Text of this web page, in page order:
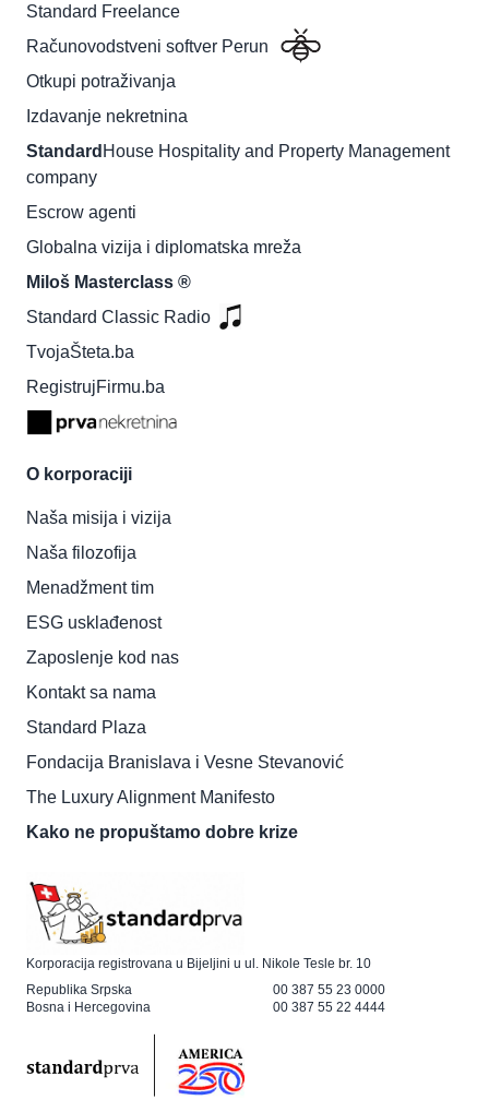
Standard Freelance
Računovodstveni softver Perun
Otkupi potraživanja
Izdavanje nekretnina
Standard House Hospitality and Property Management
company
Escrow agenti
Globalna vizija i diplomatska mreža
Miloš Masterclass ®
Standard Classic Radio
TvojaŠteta.ba
RegistrujFirmu.ba
O korporaciji
Naša misija i vizija
Naša filozofija
Menadžment tim
ESG usklađenost
Zaposlenje kod nas
Kontakt sa nama
Standard Plaza
Fondacija Branislava i Vesne Stevanović
The Luxury Alignment Manifesto
Kako ne propuštamo dobre krize
Korporacija registrovana u Bijeljini u ul. Nikole Tesle br. 10
Republika Srpska
Bosna i Hercegovina
00 387 55 23 0000
00 387 55 22 4444